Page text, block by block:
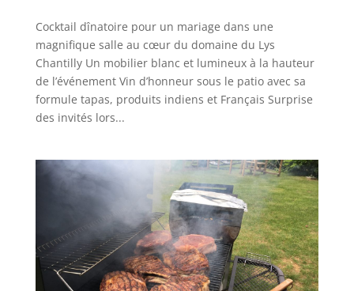
Cocktail dînatoire pour un mariage dans une
magnifique salle au cœur du domaine du Lys
Chantilly Un mobilier blanc et lumineux à la hauteur
de l’événement Vin d’honneur sous le patio avec sa
formule tapas, produits indiens et Français Surprise
des invités lors...